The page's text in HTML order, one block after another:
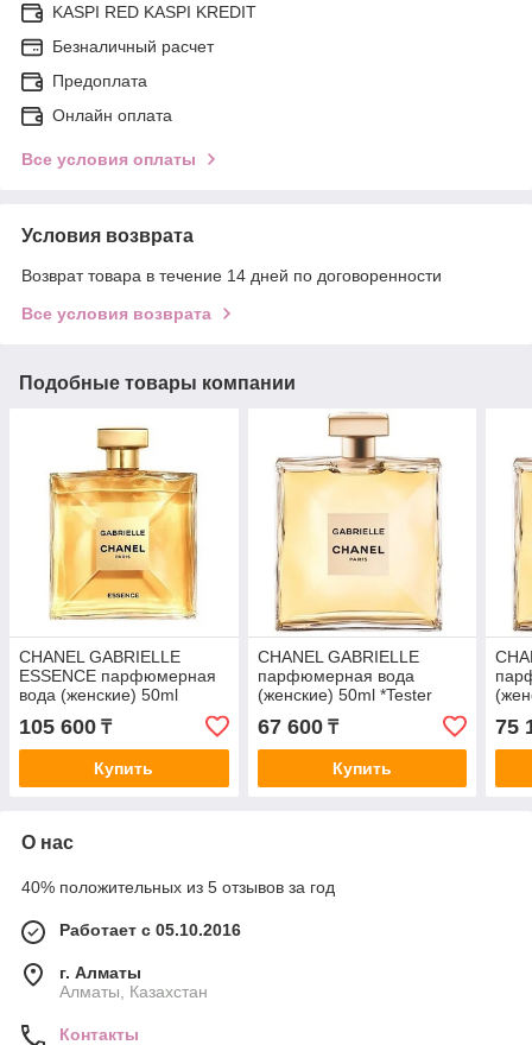
KASPI RED KASPI KREDIT
Безналичный расчет
Предоплата
Онлайн оплата
Все условия оплаты
Условия возврата
Возврат товара в течение 14 дней по договоренности
Все условия возврата
Подобные товары компании
CHANEL GABRIELLE
ESSENCE парфюмерная
вода (женские) 50ml
105 600 ₸
Купить
CHANEL GABRIELLE
парфюмерная вода
(женские) 50ml *Tester
67 600₸
Купить
75
О нас
40% положительных из 5 отзывов за год
Работает с 05.10.2016
г. Алматы
Алматы, Казахстан
Контакты